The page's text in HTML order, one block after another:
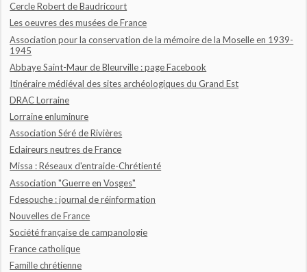
Cercle Robert de Baudricourt
Les oeuvres des musées de France
Association pour la conservation de la mémoire de la Moselle en 1939-
1945
Abbaye Saint-Maur de Bleurville : page Facebook
Itinéraire médiéval des sites archéologiques du Grand Est
DRAC Lorraine
Lorraine enluminure
Association Séré de Rivières
Eclaireurs neutres de France
Missa : Réseaux d'entraide-Chrétienté
Association "Guerre en Vosges"
Fdesouche : journal de réinformation
Nouvelles de France
Société française de campanologie
France catholique
Famille chrétienne